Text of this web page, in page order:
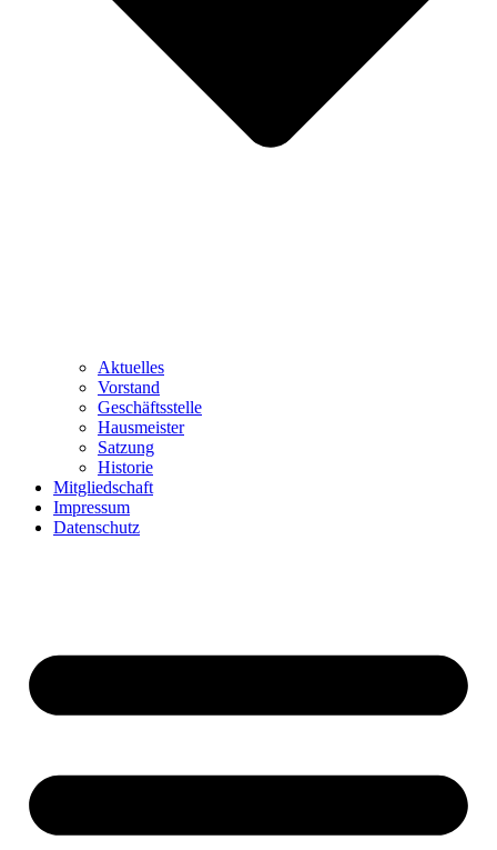
Aktuelles
Vorstand
Geschäftsstelle
Hausmeister
Satzung
Historie
Mitgliedschaft
Impressum
Datenschutz